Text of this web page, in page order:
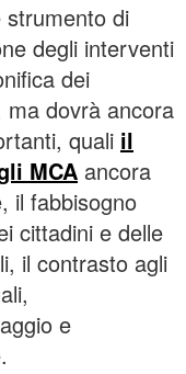
strumento di
degli interventi
dei
ma dovrà ancora
quali il
MCA ancora
il fabbisogno
cittadini e delle
il contrasto agli
e